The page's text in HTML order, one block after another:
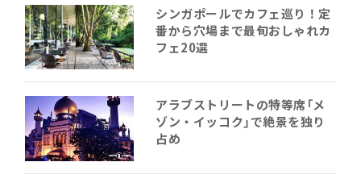
シンガポールでカフェ巡り！定
番から穴場まで最旬おしゃれカ
フェ20選
アラブストリートの特等席「メ
ゾン・イッコク」で絶景を独り
占め